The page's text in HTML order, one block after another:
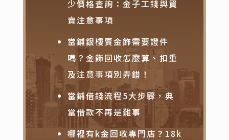
少價格查詢：金子工錢與買
賣注意事項
當鋪銀樓賣金飾需要證件
嗎？金飾回收怎麼算、扣重
及注意事項別弄錯！
當鋪借錢流程5大步驟，典
當借款不再是難事
哪裡有k金回收專門店？18k